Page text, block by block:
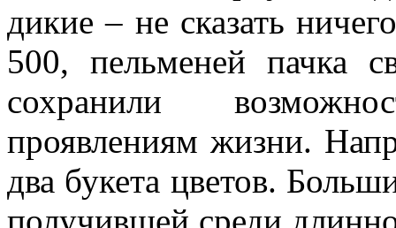
дикие – не сказать
500, пельменей пачка
сохранили
проявлениям жизни.
два букета цветов.
получившей среди